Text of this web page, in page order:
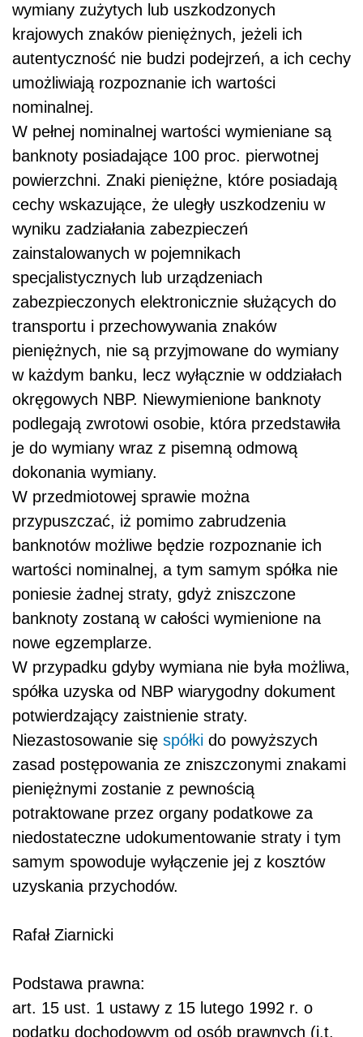
wymiany zużytych lub uszkodzonych
krajowych znaków pieniężnych, jeżeli ich
autentyczność nie budzi podejrzeń, a ich cechy
umożliwiają rozpoznanie ich wartości
nominalnej.
W pełnej nominalnej wartości wymieniane są
banknoty posiadające 100 proc. pierwotnej
powierzchni. Znaki pieniężne, które posiadają
cechy wskazujące, że uległy uszkodzeniu w
wyniku zadziałania zabezpieczeń
zainstalowanych w pojemnikach
specjalistycznych lub urządzeniach
zabezpieczonych elektronicznie służących do
transportu i przechowywania znaków
pieniężnych, nie są przyjmowane do wymiany
w każdym banku, lecz wyłącznie w oddziałach
okręgowych NBP. Niewymienione banknoty
podlegają zwrotowi osobie, która przedstawiła
je do wymiany wraz z pisemną odmową
dokonania wymiany.
W przedmiotowej sprawie można
przypuszczać, iż pomimo zabrudzenia
banknotów możliwe będzie rozpoznanie ich
wartości nominalnej, a tym samym spółka nie
poniesie żadnej straty, gdyż zniszczone
banknoty zostaną w całości wymienione na
nowe egzemplarze.
W przypadku gdyby wymiana nie była możliwa,
spółka uzyska od NBP wiarygodny dokument
potwierdzający zaistnienie straty.
Niezastosowanie się spółki do powyższych
zasad postępowania ze zniszczonymi znakami
pieniężnymi zostanie z pewnością
potraktowane przez organy podatkowe za
niedostateczne udokumentowanie straty i tym
samym spowoduje wyłączenie jej z kosztów
uzyskania przychodów.
Rafał Ziarnicki
Podstawa prawna:
art. 15 ust. 1 ustawy z 15 lutego 1992 r. o
podatku dochodowym od osób prawnych (j.t.